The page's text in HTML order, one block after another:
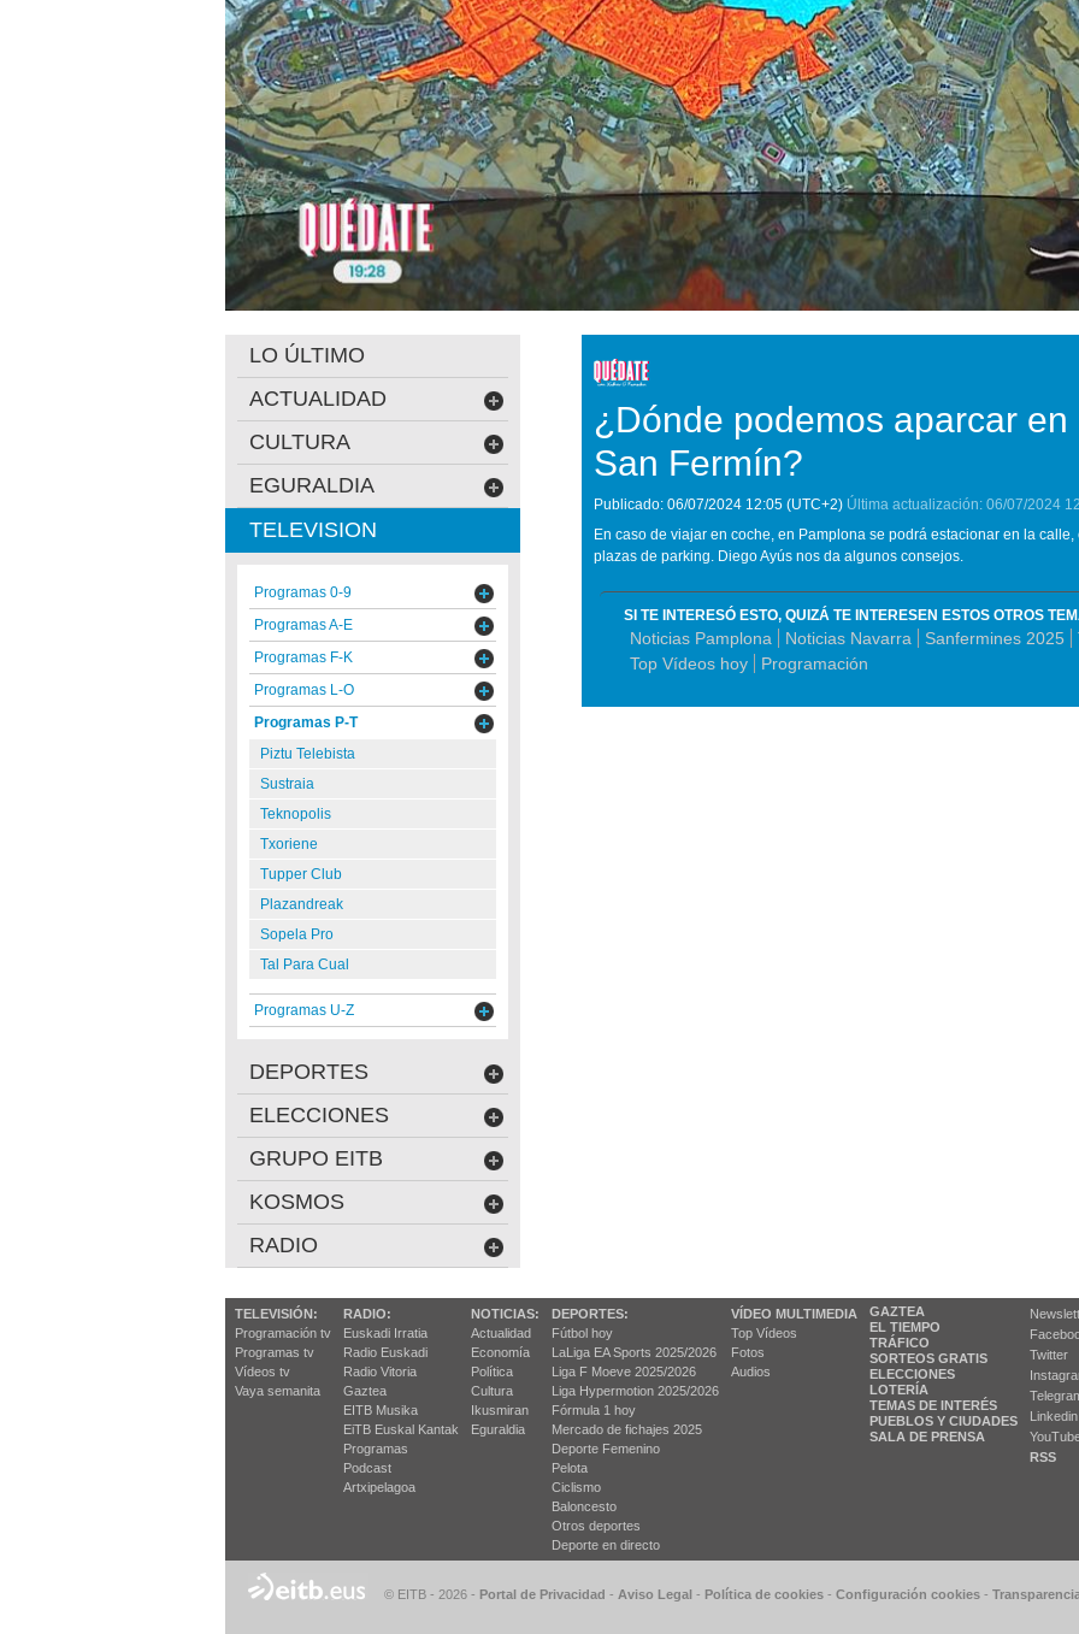
¿Dónde podemos aparcar en
San Fermín?
Publicado: 06/07/2024 12:05 (UTC+2) Última actualización: 06/07/2024
En caso de viajar en coche, en Pamplona se podrá estacionar en la
plazas de parking. Diego Ayús nos da algunos consejos.
SI TE INTERESÓ ESTO, QUIZÁ TE INTERESEN ESTOS OTROS
Noticias Pamplona Noticias Navarra Sanfermines 2025
Top Vídeos hoy
Programación
LO ÚLTIMO
ACTUALIDAD
CULTURA
EGURALDIA
TELEVISION
Programas 0-9
Programas A-E
Programas F-K
Programas L-O
Programas P-T
Piztu Telebista
Sustraia
Teknopolis
Txoriene
Tupper Club
Plazandreak
Sopela Pro
Tal Para Cual
Programas U-Z
DEPORTES
ELECCIONES
GRUPO EITB
KOSMOS
RADIO
TELEVISIÓN:
Programación tv
Programas tv
Vídeos tv
Vaya semanita
RADIO:
Euskadi Irratia
Radio Euskadi
Radio Vitoria
Gaztea
EITB Musika
EiTB Euskal Kantak
Programas
Podcast
Artxipelagoa
NOTICIAS:
Actualidad
Economía
Política
Cultura
Ikusmiran
Eguraldia
DEPORTES:
Fútbol hoy
LaLiga EA Sports 2025/2026
Liga F Moeve 2025/2026
Liga Hypermotion 2025/2026
Fórmula 1 hoy
Mercado de fichajes 2025
Deporte Femenino
Pelota
Ciclismo
Baloncesto
Otros deportes
Deporte en directo
VÍDEO MULTIMEDIA
Top Vídeos
Fotos
Audios
GAZTEA
EL TIEMPO
TRÁFICO
SORTEOS GRATIS
ELECCIONES
LOTERÍA
TEMAS DE INTERÉS
PUEBLOS Y CIUDADES
SALA DE PRENSA
Twitter
Linkedin
RSS
© EITB - 2026 - Portal de Privacidad - Aviso Legal - Política de cookies - Configuración cookies -